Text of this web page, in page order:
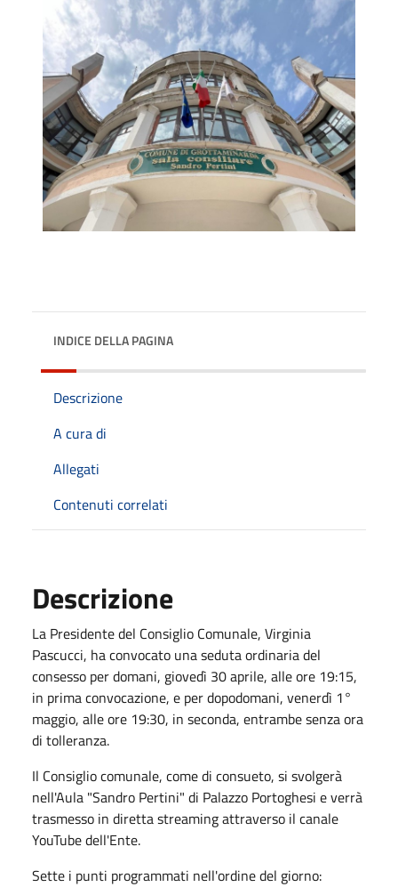
INDICE DELLA PAGINA
Descrizione
A cura di
Allegati
Contenuti correlati
Descrizione
La Presidente del Consiglio Comunale, Virginia
Pascucci, ha convocato una seduta ordinaria del
consesso per domani, giovedì 30 aprile, alle ore 19:15,
in prima convocazione, e per dopodomani, venerdì 1°
maggio, alle ore 19:30, in seconda, entrambe senza ora
di tolleranza.
Il Consiglio comunale, come di consueto, si svolgerà
nell'Aula "Sandro Pertini" di Palazzo Portoghesi e verrà
trasmesso in diretta streaming attraverso il canale
YouTube dell'Ente.
Sette i punti programmati nell'ordine del giorno: